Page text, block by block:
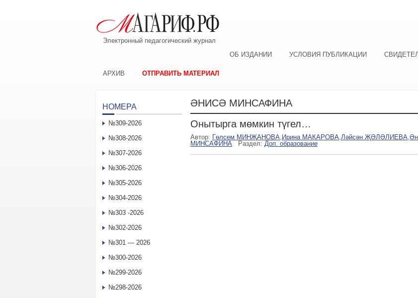
Электронный педагогический журнал
ОБ ИЗДАНИИ
УСЛОВИЯ ПУБЛИКАЦИИ
АРХИВ ОТПРАВИТЬ МАТЕРИАЛ
ӘНИСӘ МИНСАФИНА
Онытырга мөмкин түгел…
Автор: Гөлсем МИНҖАНОВА, Ирина МАКАРОВА,Ләйсән ҖӘЛӘЛИЕВА,
МИНСАФИНА
Раздел: Доп. образование
НОМЕРА
№309-2026
№308-2026
№307-2026
№306-2026
№305-2026
№304-2026
№303 -2026
№302-2026
№301 — 2026
№300-2026
№299-2026
№298-2026